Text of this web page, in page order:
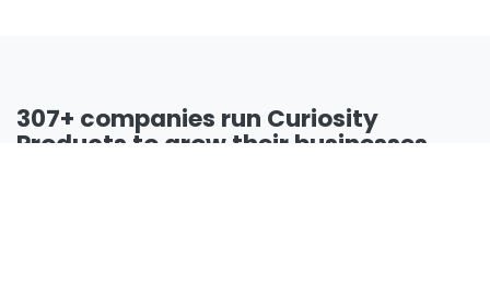
307+ companies run Curiosity
Products to grow their businesses.